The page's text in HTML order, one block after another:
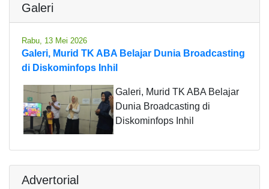
Galeri
Rabu, 13 Mei 2026
Galeri, Murid TK ABA Belajar Dunia Broadcasting
di Diskominfops Inhil
Galeri, Murid TK ABA Belajar
Dunia Broadcasting di
Diskominfops Inhil
Advertorial